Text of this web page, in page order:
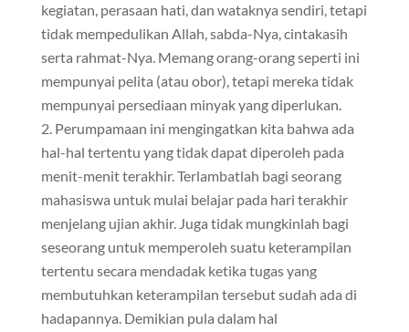
kegiatan, perasaan hati, dan wataknya sendiri, tetapi
tidak mempedulikan Allah, sabda-Nya, cintakasih
serta rahmat-Nya. Memang orang-orang seperti ini
mempunyai pelita (atau obor), tetapi mereka tidak
mempunyai persediaan minyak yang diperlukan.
Perumpamaan ini mengingatkan kita bahwa ada
hal-hal tertentu yang tidak dapat diperoleh pada
menit-menit terakhir. Terlambatlah bagi seorang
mahasiswa untuk mulai belajar pada hari terakhir
menjelang ujian akhir. Juga tidak mungkinlah bagi
seseorang untuk memperoleh suatu keterampilan
tertentu secara mendadak ketika tugas yang
membutuhkan keterampilan tersebut sudah ada di
hadapannya. Demikian pula dalam hal